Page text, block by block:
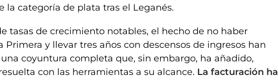
la categoría de plata tras el Leganés.
tasas de crecimiento notables, el hecho de no haber
Primera y llevar tres años con descensos de ingresos han
coyuntura completa que, sin embargo, ha añadido,
con las herramientas a su alcance. La facturación ha